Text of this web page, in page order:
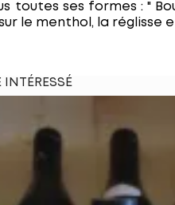
toutes ses formes : "
le menthol, la réglisse
INTÉRESSÉ